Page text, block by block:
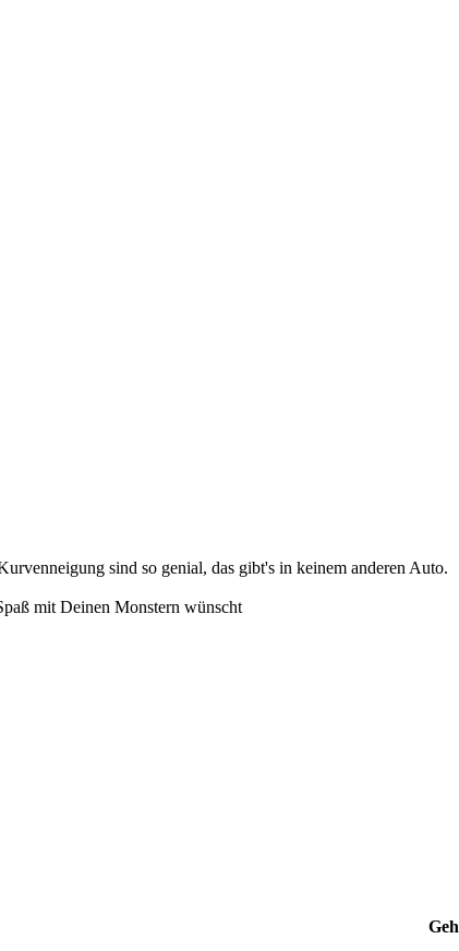
sind so genial, das gibt's in keinem anderen Auto.
mit Deinen Monstern wünscht